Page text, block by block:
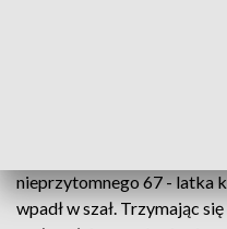
nieprzytomnego 67 - latka
wpadł w szał. Trzymając